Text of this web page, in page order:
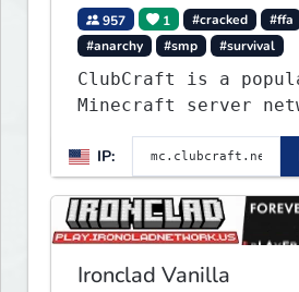
957 1 #cracked #ffa
#anarchy
#smp #survival
ClubCraft is a
Minecraft server
offering a variety of
modes, including
Lifesteal, FFA
SkyBlock, KitPVP and
more.
IP:
Ironclad Vanilla